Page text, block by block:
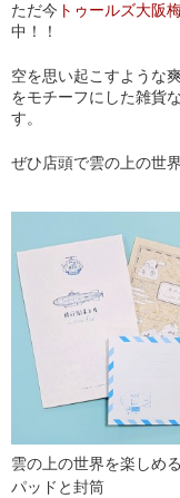
ただ今 トゥールズ大阪
中！！
空を思い起こすような
をモチーフにした雑貨
す。
ぜひ店頭で雲の上の世
雲の上の世界を楽しめ
パッドと封筒